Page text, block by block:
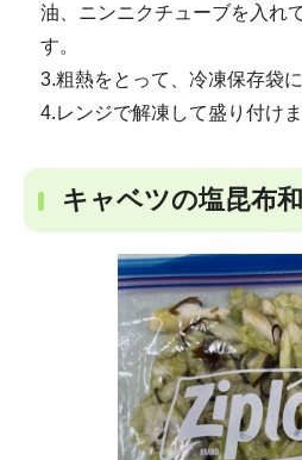
油、ニンニクチューブを入れ
す。
3.粗熱をとって、冷凍保存袋
4.レンジで解凍して盛り付けま
キャベツの塩昆布和